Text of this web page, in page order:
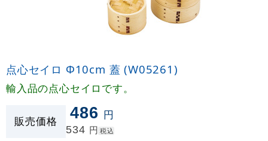
点心セイロ Φ10cm 蓋 (W05261)
輸入品の点心セイロです。
販売価格 486 円
534 円 税込